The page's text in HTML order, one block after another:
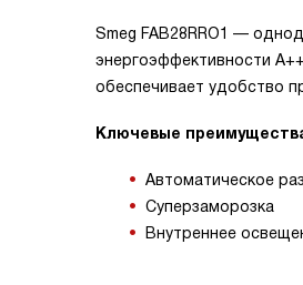
Smeg FAB28RRO1 —
энергоэффективности
обеспечивает удобство
Ключевые
Автоматическое
Суперзаморозка
Внутреннее